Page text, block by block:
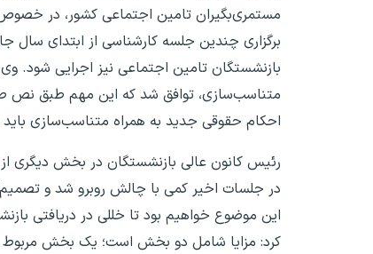
برگزاری چندین جلسه کارشناسی از ابتدای
بازنشستگان تامین اجتماعی نیز اجرایی
متناسب‌سازی، توافق شد که این مهم طبق نص
احکام حقوقی جدید به همراه متناسب‌سازی باید نهایتا تا ۱۵ خردادماه
رئیس کانون عالی بازنشستگان در بخش دیگری
در جلسات اخیر کمی با چالش روبرو شد و
این موضوع خواهیم بود تا خللی در دریافتی
کرد: مزایا شامل دو بخش است؛ یک بخش مربوط